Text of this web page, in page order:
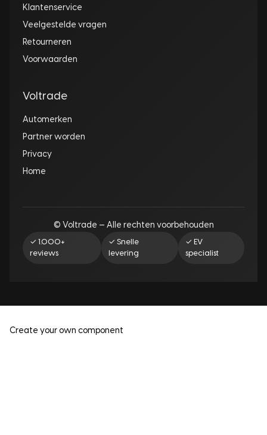
Klantenservice
Veelgestelde vragen
Retourneren
Voorwaarden
Voltrade
Automerken
Partner worden
Privacy
Home
© Voltrade — Alle rechten voorbehouden
✓ 1.000+
reviews
✓ Snelle
levering
✓ EV
specialist
Create your own component